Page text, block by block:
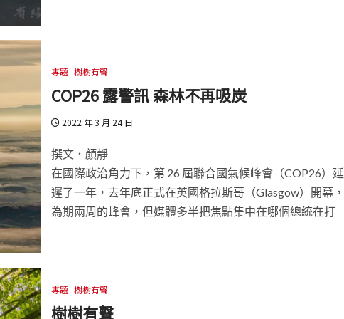
專題 樹樹有聲
COP26 露警訊 森林不再吸炭
2022 年 3 月 24 日
撰文．顏靜
在國際政治角力下，第 26 屆聯合國氣候峰會（COP26）延
遲了一年，去年底正式在英國格拉斯哥（Glasgow）開幕，
為期兩周的峰會，但媒體多半把焦點集中在哪個總統在打
專題 樹樹有聲
樹樹有聲